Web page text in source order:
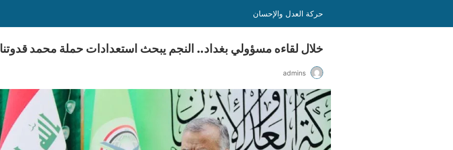
حركة العدل والإحسان
خلال لقاءه مسؤولي بغداد.. النجم يبحث استعدادات حملة محمد قدوتنا
admins